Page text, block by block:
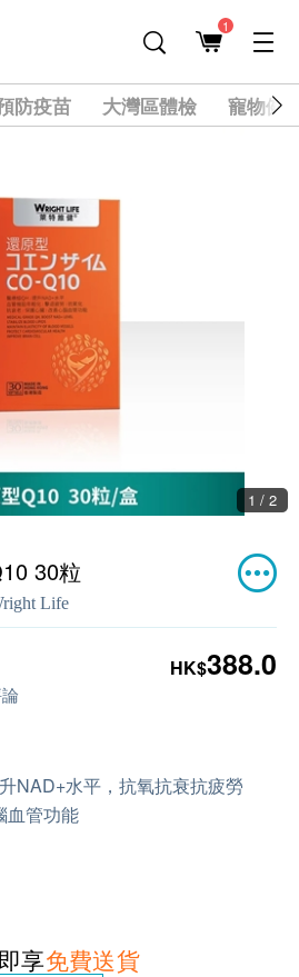
1
防疫苗 大灣區體檢 寵物健
1 / 2
30粒
Life
HK$388.0
NAD+水平，抗氧抗衰抗疲勞
血管功能
享免費送貨